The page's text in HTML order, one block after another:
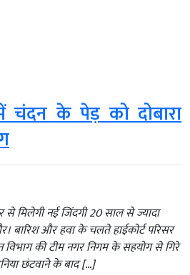
चंदन के पेड़ को दोबारा
मिलेगी नई जिंदगी 20 साल से ज्यादा
बारिश और हवा के चलते हाईकोर्ट परिसर
विभाग की टीम नगर निगम के सहयोग से गिरे
छंटवाने के बाद […]